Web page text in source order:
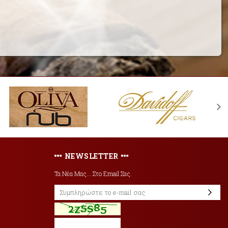
NEWSLETTER
Τα Νέα Μας... Στο Email Σας.